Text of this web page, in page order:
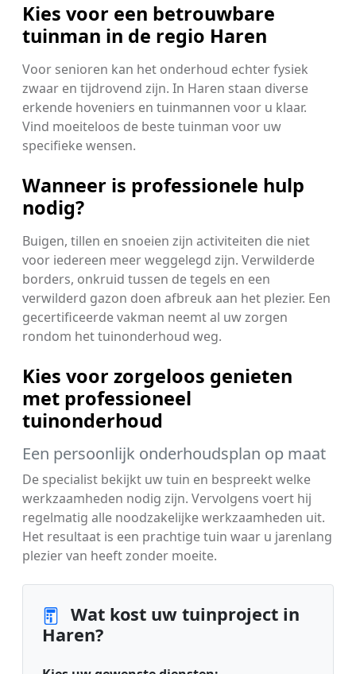
Kies voor een betrouwbare
tuinman in de regio Haren
Voor senioren kan het onderhoud echter fysiek
zwaar en tijdrovend zijn. In Haren staan diverse
erkende hoveniers en tuinmannen voor u klaar.
Vind moeiteloos de beste tuinman voor uw
specifieke wensen.
Wanneer is professionele hulp
nodig?
Buigen, tillen en snoeien zijn activiteiten die niet
voor iedereen meer weggelegd zijn. Verwilderde
borders, onkruid tussen de tegels en een
verwilderd gazon doen afbreuk aan het plezier. Een
gecertificeerde vakman neemt al uw zorgen
rondom het tuinonderhoud weg.
Kies voor zorgeloos genieten
met professioneel
tuinonderhoud
Een persoonlijk onderhoudsplan op maat
De specialist bekijkt uw tuin en bespreekt welke
werkzaamheden nodig zijn. Vervolgens voert hij
regelmatig alle noodzakelijke werkzaamheden uit.
Het resultaat is een prachtige tuin waar u jarenlang
plezier van heeft zonder moeite.
Wat kost uw tuinproject in
Haren?